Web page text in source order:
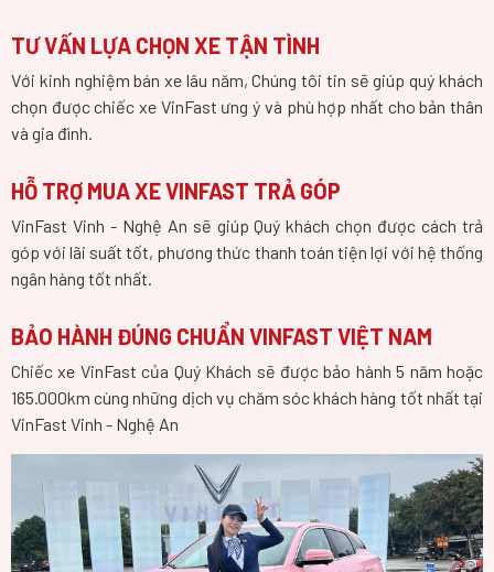
TƯ VẤN LỰA CHỌN XE TẬN TÌNH
Với kinh nghiệm bán xe lâu năm, Chúng tôi tin sẽ giúp quý khách
chọn được chiếc xe VinFast ưng ý và phù hợp nhất cho bản thân
và gia đình.
HỖ TRỢ MUA XE VINFAST TRẢ GÓP
VinFast Vinh - Nghệ An sẽ giúp Quý khách chọn được cách trả
góp với lãi suất tốt, phương thức thanh toán tiện lợi với hệ thống
ngân hàng tốt nhất.
BẢO HÀNH ĐÚNG CHUẨN VINFAST VIỆT NAM
Chiếc xe VinFast của Quý Khách sẽ được bảo hành 5 năm hoặc
165.000km cùng những dịch vụ chăm sóc khách hàng tốt nhất tại
VinFast Vinh - Nghệ An